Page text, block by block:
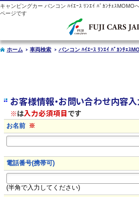
キャンピングカー バンコン ﾊｲｴｰｽ ﾘﾝｴｲ ﾊﾞｶﾝﾁｪｽMOMO
ページです
ホーム 車両検索 バンコン ﾊｲｴｰｽ ﾘﾝｴｲ ﾊﾞｶﾝﾁｪｽ
お客様情報・お問い合わせ内容入
※は入力必須項目です
お名前 ※
電話番号(携帯可)
(半角で入力してください)